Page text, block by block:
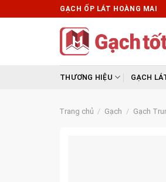
to
GẠCH ỐP LÁT HOÀNG MAI
THƯƠNG HIỆU GẠCH
Trang chủ / Gạch / Gạch